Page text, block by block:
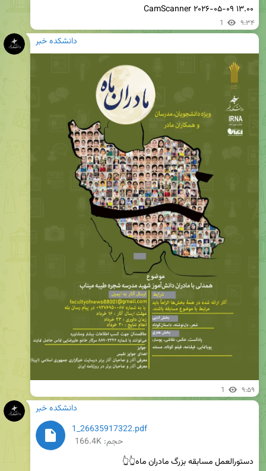
CamScanner ۲۰۲۶-۰۵-۰۹ ۱۳.۰۰
1 ۹:۳۴
دانشکده خبر
1 ۹:۵۹
دانشکده خبر
1_26635917322.pdf
حجم: 166.4K
دستورالعمل مسابقه بزرگ مادران ماه👆👆